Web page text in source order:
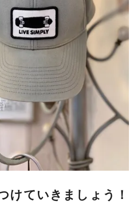
けていきましょう！